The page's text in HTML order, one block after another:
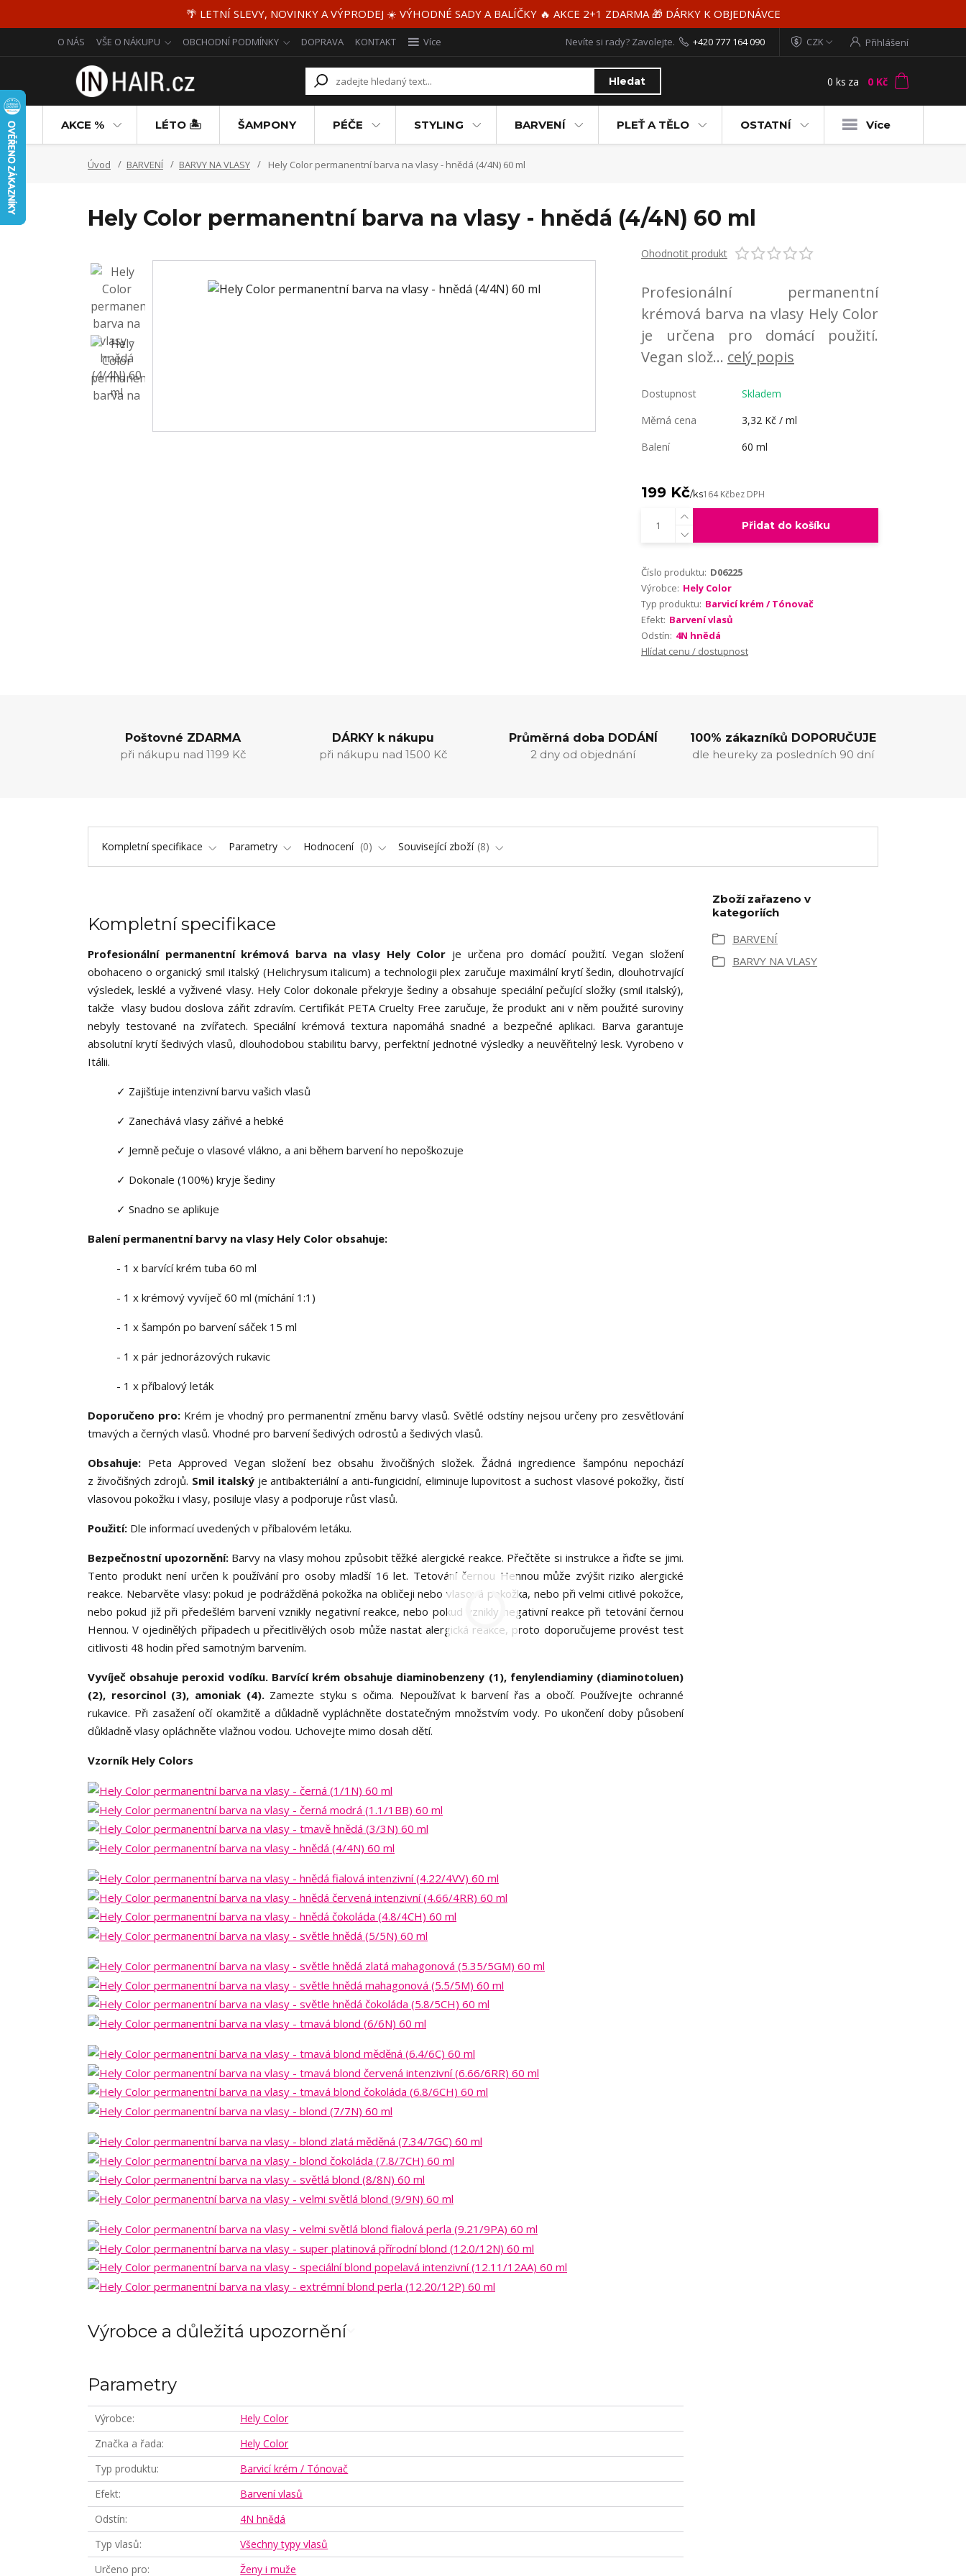
🌴 LETNÍ SLEVY, NOVINKY A VÝPRODEJ ☀️ VÝHODNÉ SADY A BALÍČKY 🔥 AKCE 2+1 ZDARMA 🎁 DÁRKY K OBJEDNÁVCE
O NÁS VŠE O NÁKUPU OBCHODNÍ PODMÍNKY DOPRAVA KONTAKT Více CZK Přihlášení
Hledat
Nevíte si rady? Zavolejte. +420 777 164 090
0 ks za 0 Kč
AKCE % LÉTO 🏝️ ŠAMPONY PÉČE STYLING BARVENÍ PLEŤ A TĚLO OSTATNÍ Více
Úvod BARVENÍ BARVY NA VLASY Hely Color permanentní barva na vlasy - hnědá (4/4N) 60 ml
Hely Color permanentní barva na vlasy - hnědá (4/4N) 60 ml
Ohodnotit produkt
Profesionální permanentní
krémová barva na vlasy Hely Color
je určena pro domácí použití.
Vegan slož... celý popis
Dostupnost
Skladem
Měrná cena
3,32 Kč / ml
Balení
60 ml
199 Kč/ks164 Kčbez DPH
Přidat do košíku
Číslo produktu: D06225
Výrobce: Hely Color
Typ produktu: Barvicí krém / Tónovač
Efekt: Barvení vlasů
Odstín: 4N hnědá
Hlídat cenu / dostupnost
Poštovné ZDARMA
při nákupu nad 1199 Kč
DÁRKY k nákupu
při nákupu nad 1500 Kč
Průměrná doba DODÁNÍ
2 dny od objednání
100% zákazníků DOPORUČUJE
dle heureky za posledních 90 dní
Kompletní specifikace Parametry Hodnocení 0 Související zboží 8
Kompletní specifikace
Profesionální permanentní krémová barva na vlasy Hely Color je určena pro domácí použití. Vegan složení
obohaceno o organický smil italský (Helichrysum italicum) a technologii plex zaručuje maximální krytí šedin, dlouhotrvající
výsledek, lesklé a vyživené vlasy. Hely Color dokonale překryje šediny a obsahuje speciální pečující složky (smil italský),
takže vlasy budou doslova zářit zdravím. Certifikát PETA Cruelty Free zaručuje, že produkt ani v něm použité suroviny
nebyly testované na zvířatech. Speciální krémová textura napomáhá snadné a bezpečné aplikaci. Barva garantuje
absolutní krytí šedivých vlasů, dlouhodobou stabilitu barvy, perfektní jednotné výsledky a neuvěřitelný lesk. Vyrobeno v
Itálii.
✓ Zajišťuje intenzivní barvu vašich vlasů
✓ Zanechává vlasy zářivé a hebké
✓ Jemně pečuje o vlasové vlákno, a ani během barvení ho nepoškozuje
✓ Dokonale (100%) kryje šediny
✓ Snadno se aplikuje
Balení permanentní barvy na vlasy Hely Color obsahuje:
- 1 x barvící krém tuba 60 ml
- 1 x krémový vyvíječ 60 ml (míchání 1:1)
- 1 x šampón po barvení sáček 15 ml
- 1 x pár jednorázových rukavic
- 1 x příbalový leták
Doporučeno pro: Krém je vhodný pro permanentní změnu barvy vlasů. Světlé odstíny nejsou určeny pro zesvětlování
tmavých a černých vlasů. Vhodné pro barvení šedivých odrostů a šedivých vlasů.
Obsahuje: Peta Approved Vegan složení bez obsahu živočišných složek. Žádná ingredience šampónu nepochází
z živočišných zdrojů. Smil italskýje antibakteriální a anti-fungicidní, eliminuje lupovitost a suchost vlasové pokožky, čistí
vlasovou pokožku i vlasy, posiluje vlasy a podporuje růst vlasů.
Použití: Dle informací uvedených v příbalovém letáku.
Bezpečnostní upozornění: Barvy na vlasy mohou způsobit těžké alergické reakce. Přečtěte si instrukce a řiďte se jimi.
Tento produkt není určen k používání pro osoby mladší 16 let. Tetování černou Hennou může zvýšit riziko alergické
reakce. Nebarvěte vlasy: pokud je podrážděná pokožka na obličeji nebo vlasová pokožka, nebo při velmi citlivé pokožce,
nebo pokud již při předešlém barvení vznikly negativní reakce, nebo pokud vznikly negativní reakce při tetování černou
Hennou. V ojedinělých případech u přecitlivělých osob může nastat alergická reakce, proto doporučujeme provést test
citlivosti 48 hodin před samotným barvením.
Vyvíječ obsahuje peroxid vodíku. Barvící krém obsahuje diaminobenzeny (1), fenylendiaminy (diaminotoluen)
(2), resorcinol (3), amoniak (4).Zamezte styku s očima. Nepoužívat k barvení řas a obočí. Používejte ochranné
rukavice. Při zasažení očí okamžitě a důkladně vypláchněte dostatečným množstvím vody. Po ukončení doby působení
důkladně vlasy opláchněte vlažnou vodou. Uchovejte mimo dosah dětí.
Vzorník Hely Colors
Výrobce a důležitá upozornění
Parametry
Výrobce
Hely Color
Značka a řada
Hely Color
Typ produktu
Barvicí krém / Tónovač
Efekt
Barvení vlasů
Odstín
4N hnědá
Typ vlasů
Všechny typy vlasů
Určeno pro
Ženy i muže
Zboží zařazeno v
kategoriích
BARVENÍ
BARVY NA VLASY